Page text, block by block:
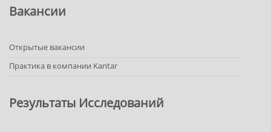
Вакансии
Открытые вакансии
Практика в компании Kantar
Результаты Исследований